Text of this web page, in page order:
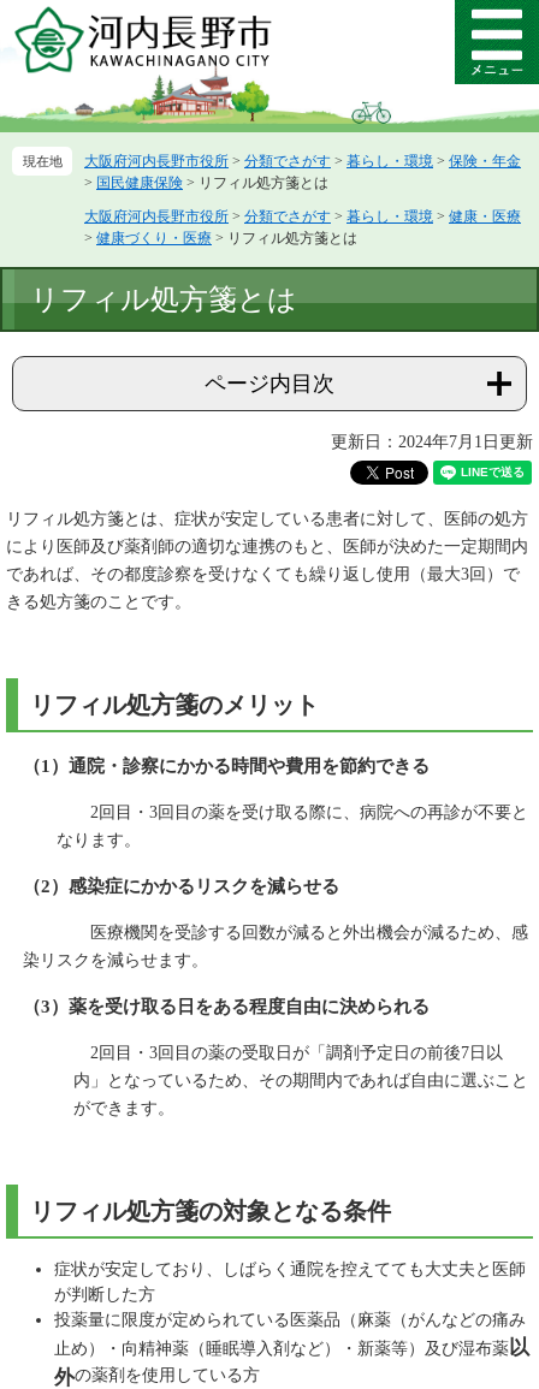
ー
先
ニ
を
文
メ
ニ
ー
大阪府河内長野市役所 > 分類でさがす > 暮らし・環境 > 保険・年金
> 国民健康保険 > リフィル処方箋とは
大阪府河内長野市役所 > 分類でさがす > 暮らし・環境 > 健康・医療
> 健康づくり・医療 > リフィル処方箋とは
文
リフィル処方箋とは
ページ内目次
更新日：2024年7月1日更新
リフィル処方箋とは、症状が安定している患者に対して、医師の処方
により医師及び薬剤師の適切な連携のもと、医師が決めた一定期間内
であれば、その都度診察を受けなくても繰り返し使用（最大3回）で
きる処方箋のことです。
リフィル処方箋のメリット
（1）通院・診察にかかる時間や費用を節約できる
2回目・3回目の薬を受け取る際に、病院への再診が不要と
なります。
（2）感染症にかかるリスクを減らせる
医療機関を受診する回数が減ると外出機会が減るため、感
染リスクを減らせます。
（3）薬を受け取る日をある程度自由に決められる
2回目・3回目の薬の受取日が「調剤予定日の前後7日以
内」となっているため、その期間内であれば自由に選ぶこと
ができます。
リフィル処方箋の対象となる条件
症状が安定しており、しばらく通院を控えてても大丈夫と医師
が判断した方
投薬量に限度が定められている医薬品（麻薬（がんなどの痛み
止め）・向精神薬（睡眠導入剤など）・新薬等）及び湿布薬以
外の薬剤を使用している方